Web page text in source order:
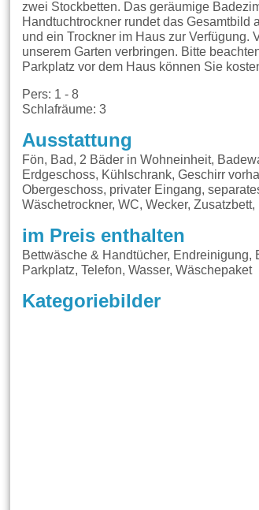
zwei Stockbetten. Das geräumige
Handtuchtrockner rundet das
und ein Trockner im Haus zur Verfügung.
unserem Garten verbringen. Bitte
Parkplatz vor dem Haus können Sie
Pers: 1 - 8
Schlafräume: 3
Ausstattung
Fön, Bad, 2 Bäder in Wohneinheit,
Erdgeschoss, Kühlschrank, Geschirr
Obergeschoss, privater Eingang,
Wäschetrockner, WC, Wecker,
im Preis enthalten
Bettwäsche & Handtücher,
Parkplatz, Telefon, Wasser, Wäschepaket
Kategoriebilder